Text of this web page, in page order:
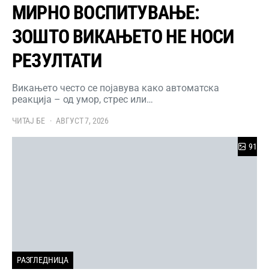
МИРНО ВОСПИТУВАЊЕ:
ЗОШТО ВИКАЊЕТО НЕ НОСИ
РЕЗУЛТАТИ
Викањето често се појавува како автоматска
реакција – од умор, стрес или…
ЧИТАЈ БЕ АВГУСТ 7, 2026
РАЗГЛЕДНИЦА
91